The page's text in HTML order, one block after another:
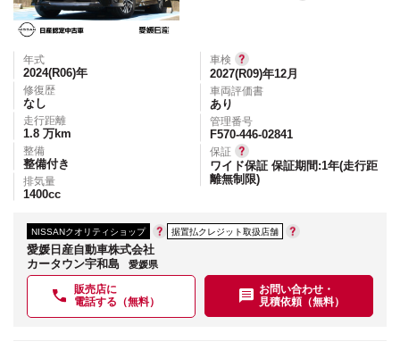
年式
2024(R06)年
修復歴
なし
走行距離
1.8 万km
整備
整備付き
排気量
1400cc
車検
2027(R09)年12月
車両評価書
あり
管理番号
F570-446-02841
保証
ワイド保証 保証期間:1年(走行距
離無制限)
NISSANクオリティショップ 据置払クレジット取扱店舗
愛媛日産自動車株式会社
カータウン宇和島
愛媛県
販売店に
電話する（無料）
お問い合わせ・
見積依頼（無料）